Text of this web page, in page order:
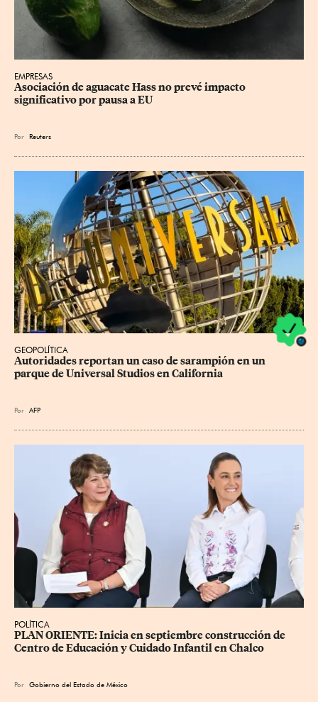
EMPRESAS
Asociación de aguacate Hass no prevé impacto
significativo por pausa a EU
Por Reuters
GEOPOLÍTICA
Autoridades reportan un caso de sarampión en un
parque de Universal Studios en California
Por AFP
POLÍTICA
PLAN ORIENTE: Inicia en septiembre construcción de
Centro de Educación y Cuidado Infantil en Chalco
Por Gobierno del Estado de México